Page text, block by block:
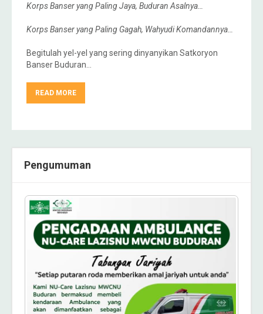
Korps Banser yang Paling Jaya, Buduran Asalnya…
Korps Banser yang Paling Gagah, Wahyudi Komandannya…
Begitulah yel-yel yang sering dinyanyikan Satkoryon
Banser Buduran…
READ MORE
Pengumuman